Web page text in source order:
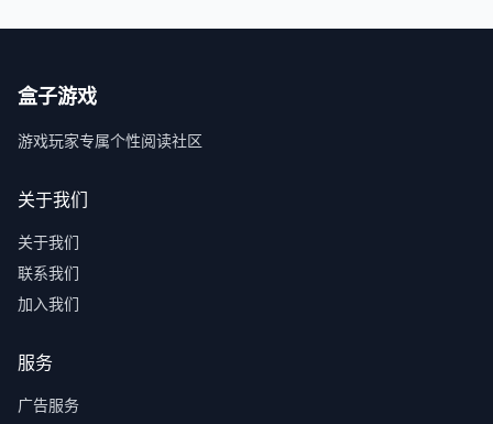
盒子游戏
游戏玩家专属个性阅读社区
关于我们
关于我们
联系我们
加入我们
服务
广告服务